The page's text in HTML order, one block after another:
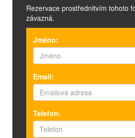
Rezervace prostřednitvím tohoto
závazná.
Jméno:
Email:
Telefon: